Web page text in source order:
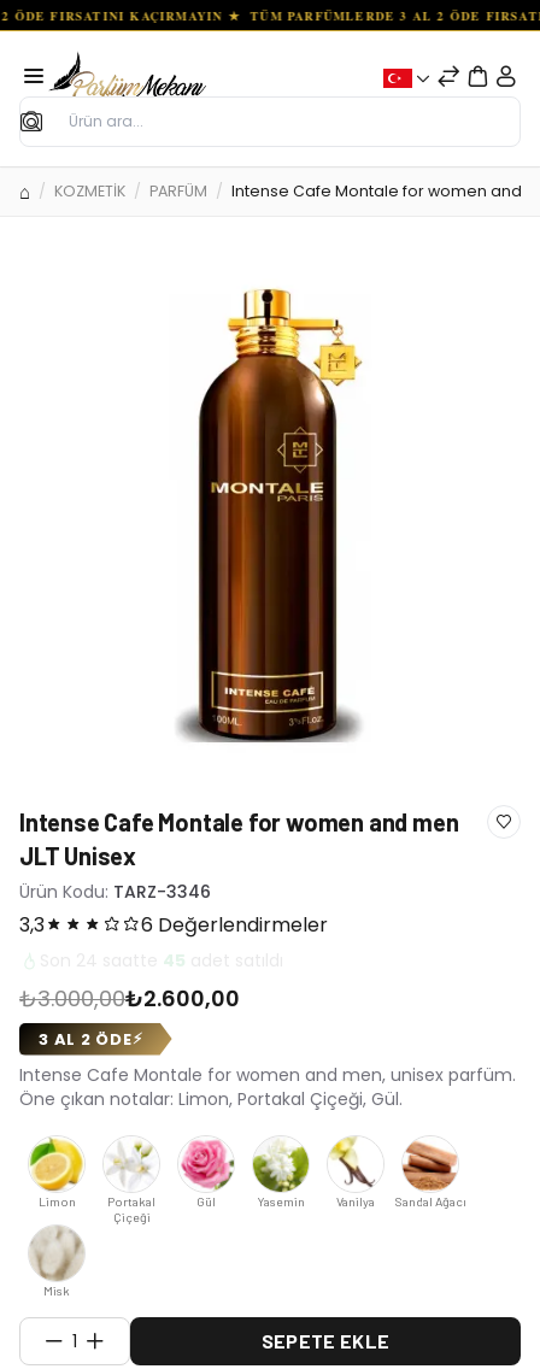
Ara
KOZMETİK PARFÜM Intense Cafe Montale for women and
Intense Cafe Montale for women and men
JLT Unisex
Ürün Kodu: TARZ-3346
3,3 6 Değerlendirmeler
45
₺3.000,00₺2.600,00
3 AL 2 ÖDE⚡
Intense Cafe Montale for women and men, unisex parfüm.
Öne çıkan notalar: Limon, Portakal Çiçeği, Gül.
Limon
Portakal
Çiçeği
Gül Yasemin Vanilya Sandal Ağacı
Misk
1 SEPETE EKLE